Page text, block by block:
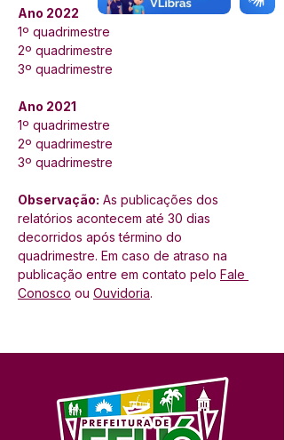
Ano 2022
1º quadrimestre
2º quadrimestre
3º quadrimestre
Ano 2021
1º quadrimestre
2º quadrimestre
3º quadrimestre
Observação: As publicações dos
relatórios acontecem até 30 dias
decorridos após término do
quadrimestre. Em caso de atraso na
publicação entre em contato pelo Fale
Conosco ou Ouvidoria.